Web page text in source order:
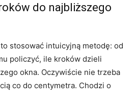
do najbliższego
stosować intuicyjną metodę: od
policzyć, ile kroków dzieli
okna. Oczywiście nie trzeba
co do centymetra. Chodzi o